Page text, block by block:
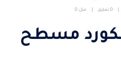
0 تعليق مثل: 0
مسطح